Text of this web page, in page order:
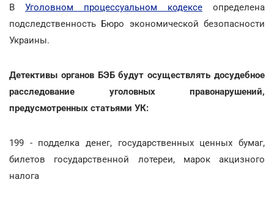
В Уголовном процессуальном кодексе определена
подследственность Бюро экономической безопасности
Украины.
Детективы органов БЭБ будут осуществлять досудебное
расследование уголовных правонарушений,
предусмотренных статьями УК:
199 - подделка денег, государственных ценных бумаг,
билетов государственной лотереи, марок акцизного
налога